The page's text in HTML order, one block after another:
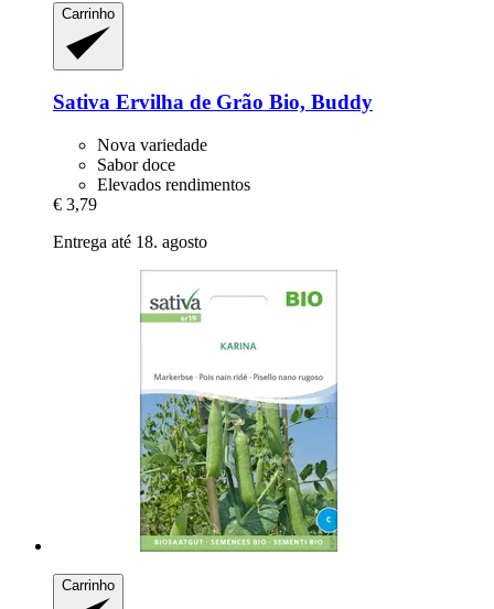
Carrinho
Sativa Ervilha de Grão Bio, Buddy
Nova variedade
Sabor doce
Elevados rendimentos
€ 3,79
Entrega até 18. agosto
Carrinho